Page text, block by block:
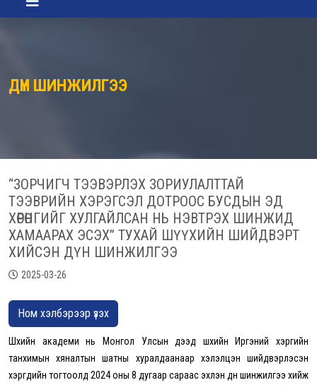
ДҮН ШИНЖИЛГЭЭ
“ЗОРЧИГЧ ТЭЭВЭРЛЭХ ЗОРИУЛАЛТТАЙ
ТЭЭВРИЙН ХЭРЭГСЭЛ ДОТРООС БУСДЫН ЭД
ХӨРӨНГИЙГ ХУЛГАЙЛСАН НЬ НЭВТРЭХ ШИНЖИД
ХАМААРАХ ЭСЭХ” ТУХАЙ ШҮҮХИЙН ШИЙДВЭРТ
ХИЙСЭН ДҮН ШИНЖИЛГЭЭ
2025-03-26
Ном хэлбэрээр үзэх
Шүүхийн академи нь Монгол Улсын дээд шүүхийн Иргэний хэргийн
танхимын хяналтын шатны хуралдаанаар хэлэлцэн шийдвэрлэсэн
хэргүүдийн тогтоолд 2024 оны 8 дугаар сараас эхлэн дүн шинжилгээ хийж